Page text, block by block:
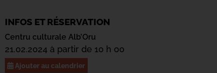
INFOS ET RÉSERVATION
Centru culturale Alb’Oru
21.02.2024 à partir de 10 h 00
Ajouter au calendrier